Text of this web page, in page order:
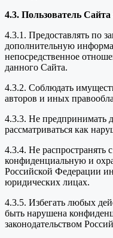
4.3. Пользователь Сайта
4.3.1. Предоставлять по
дополнительную
непосредственное
данного Сайта.
4.3.2. Соблюдать
авторов и иных
4.3.3. Не предпринимать
рассматриваться как
4.3.4. Не распространять
конфиденциальную и
Российской Федерации
юридических лицах.
4.3.5. Избегать любых
быть нарушена
законодательством